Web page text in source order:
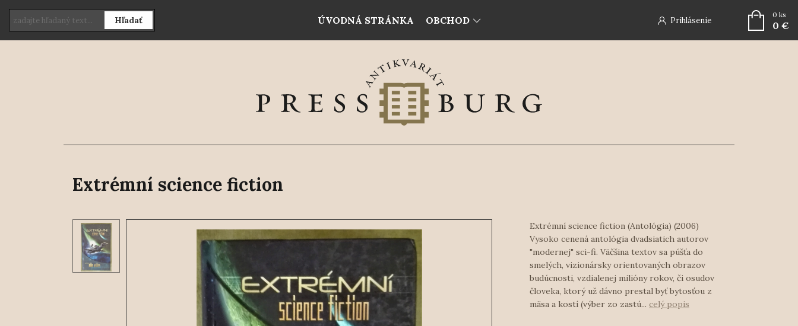
ÚVODNÁ STRÁNKA OBCHOD Prihlásenie
Hľadať
0 ks
0 €
Extrémní science fiction
Extrémní science fiction (Antológia) (2006)
Vysoko cenená antológia dvadsiatich autorov
"modernej" sci-fi. Väčšina textov sa púšťa do
smelých, vizionársky orientovaných obrazov
budúcnosti, vzdialenej milióny rokov, či osudov
človeka, ktorý už dávno prestal byť bytosťou z
mäsa a kostí (výber zo zastú... celý popis